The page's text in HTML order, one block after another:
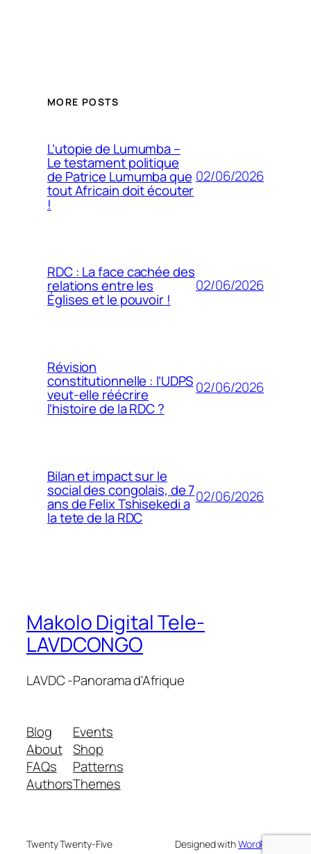
MORE POSTS
L’utopie de Lumumba –
Le testament politique
de Patrice Lumumba que
tout Africain doit écouter
!
02/06/2026
RDC : La face cachée des
relations entre les
Églises et le pouvoir !
02/06/2026
Révision
constitutionnelle : l’UDPS
veut-elle réécrire
l’histoire de la RDC ?
02/06/2026
Bilan et impact sur le
social des congolais, de 7
ans de Felix Tshisekedi a
la tete de la RDC
02/06/2026
Makolo Digital Tele-
LAVDCONGO
LAVDC -Panorama d'Afrique
Blog
About
FAQs
Authors
Events
Shop
Patterns
Themes
Twenty Twenty-Five Designed withWordPress